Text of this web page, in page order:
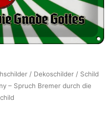
/ Dekoschilder / Schild
– Spruch Bremer durch die